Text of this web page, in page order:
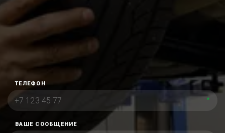
ТЕЛЕФОН
*
ВАШЕ СООБЩЕНИЕ